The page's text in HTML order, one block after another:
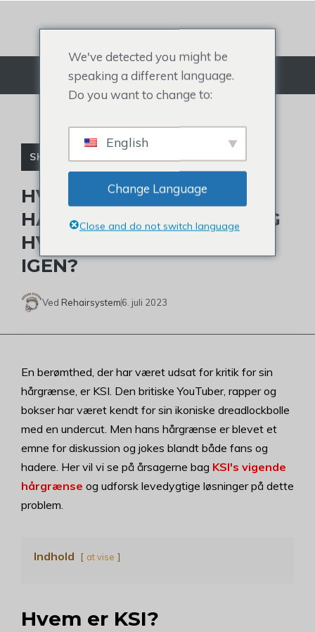
Menu
SKALDEDE BERØMTHEDER
HVORFOR ER KSI'S
HÅRGRÆNSE VIGENDE, OG
HVORDAN VOKSER MAN
IGEN?
Ved Rehairsystem6. juli 2023
En berømthed, der har været udsat for kritik for sin
hårgrænse, er KSI. Den britiske YouTuber, rapper og
bokser har været kendt for sin ikoniske dreadlockbolle
med en undercut. Men hans hårgrænse er blevet et
emne for diskussion og jokes blandt både fans og
hadere. Her vil vi se på årsagerne bag KSI's vigende
hårgrænse og udforsk levedygtige løsninger på dette
problem.
Indhold at vise
Hvem er KSI?
We've detected you might be
speaking a different language.
Do you want to change to:
English
Change Language
Close and do not switch language